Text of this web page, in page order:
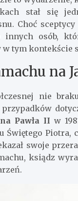
stał się
Choć
innych osób,
tym kontekście
na
nie
przypadków
Pawła II w
Świętego
swoje
ksiądz